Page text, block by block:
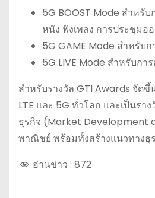
5G BOOST Mode สำหรั
หนัง ฟังเพลง การประชุม
5G GAME Mode สำหรับ
5G LIVE Mode สำหรับก
สำหรับรางวัล GTI Awards จัด
LTE และ 5G ทั่วโลก และเป็นร
ธุรกิจ (Market Development
พาณิชย์ พร้อมทั้งสร้างแนวทางธุ
อ่านข่าว : 872